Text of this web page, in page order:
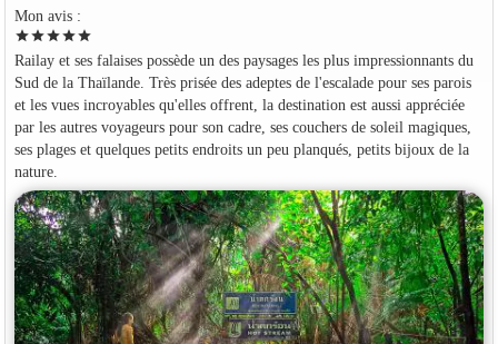
Mon avis :
starstarstarstarstar
Railay et ses falaises possède un des paysages les plus impressionnants du
Sud de la Thaïlande. Très prisée des adeptes de l'escalade pour ses parois
et les vues incroyables qu'elles offrent, la destination est aussi appréciée
par les autres voyageurs pour son cadre, ses couchers de soleil magiques,
ses plages et quelques petits endroits un peu planqués, petits bijoux de la
nature.